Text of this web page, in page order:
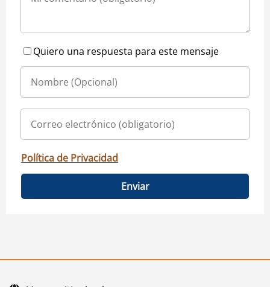
Quiero una respuesta para este mensaje
Política de Privacidad
Enviar